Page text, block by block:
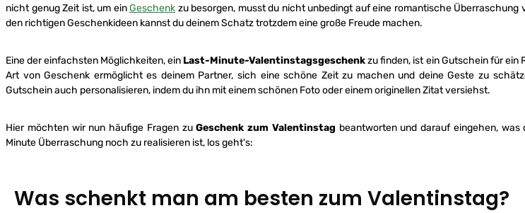
nicht genug Zeit ist, um einGeschenk zu besorgen, musst du nicht unbedingt auf eine romantische
den richtigen Geschenkideen kannst du deinem Schatz trotzdem eine große Freude machen.
Eine der einfachsten Möglichkeiten, ein Last-Minute-Valentinstagsgeschenkzu finden, ist ein Gutschein für ein
Art von Geschenk ermöglicht es deinem Partner, sich eine schöne Zeit zu machen und deine Geste zu
Gutschein auch personalisieren, indem du ihn mit einem schönen Foto oder einem originellen Zitat versiehst.
Hier möchten wir nun häufige Fragen zuGeschenk zum Valentinstag beantworten und darauf eingehen,
Minute Überraschung noch zu realisieren ist, los geht's:
Was schenkt man am besten zum Valentinstag?